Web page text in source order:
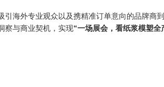
海外专业观众以及携精准订单意向的品牌商到
察与商业契机，实现“一场展会，看纸浆模塑全